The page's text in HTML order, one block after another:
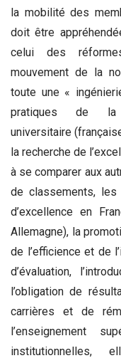
la mobilité des
doit être
celui des
mouvement de la
toute une «
pratiques de
universitaire
la recherche de
à se comparer aux
de classements,
d’excellence en
Allemagne), la
de l’efficience et de
d’évaluation,
l’obligation de
carrières et de
l’enseignement
institutionnelles,